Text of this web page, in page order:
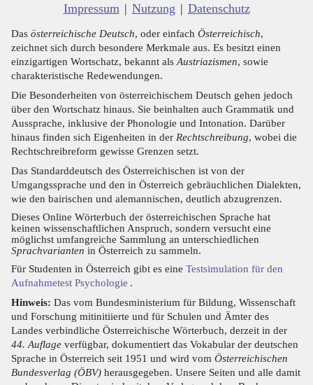
Impressum | Nutzung | Datenschutz
Das österreichische Deutsch, oder einfach Österreichisch,
zeichnet sich durch besondere Merkmale aus. Es besitzt einen
einzigartigen Wortschatz, bekannt als Austriazismen, sowie
charakteristische Redewendungen.
Die Besonderheiten von österreichischem Deutsch gehen jedoch
über den Wortschatz hinaus. Sie beinhalten auch Grammatik und
Aussprache, inklusive der Phonologie und Intonation. Darüber
hinaus finden sich Eigenheiten in der Rechtschreibung, wobei die
Rechtschreibreform gewisse Grenzen setzt.
Das Standarddeutsch des Österreichischen ist von der
Umgangssprache und den in Österreich gebräuchlichen Dialekten,
wie den bairischen und alemannischen, deutlich abzugrenzen.
Dieses Online Wörterbuch der österreichischen Sprache hat
keinen wissenschaftlichen Anspruch, sondern versucht eine
möglichst umfangreiche Sammlung an unterschiedlichen
Sprachvarianten in Österreich zu sammeln.
Für Studenten in Österreich gibt es eine Testsimulation für den
Aufnahmetest Psychologie .
Hinweis: Das vom Bundesministerium für Bildung, Wissenschaft
und Forschung mitinitiierte und für Schulen und Ämter des
Landes verbindliche Österreichische Wörterbuch, derzeit in der
44. Auflage verfügbar, dokumentiert das Vokabular der deutschen
Sprache in Österreich seit 1951 und wird vom Österreichischen
Bundesverlag (ÖBV) herausgegeben. Unsere Seiten und alle damit